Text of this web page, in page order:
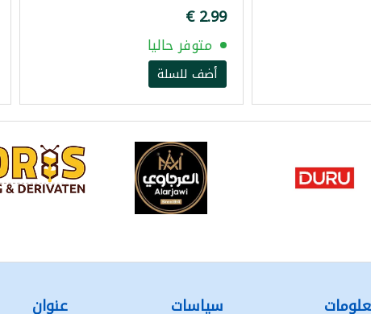
متوفر حاليا
أضف للسلة
سياسات عنوان